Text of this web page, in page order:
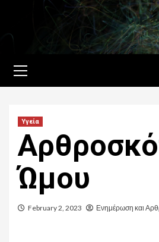
content
Menu
Υγεία
Ώμου
February 2, 2023 Ενημέρωση και